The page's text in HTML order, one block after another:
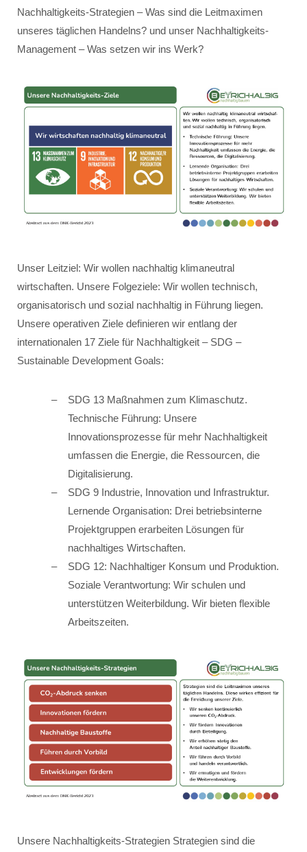
Nachhaltigkeits-Strategien – Was sind die Leitmaximen
unseres täglichen Handelns? und unser Nachhaltigkeits-
Management – Was setzen wir ins Werk?
Unser Leitziel: Wir wollen nachhaltig klimaneutral
wirtschaften. Unsere Folgeziele: Wir wollen technisch,
organisatorisch und sozial nachhaltig in Führung liegen.
Unsere operativen Ziele definieren wir entlang der
internationalen 17 Ziele für Nachhaltigkeit – SDG –
Sustainable Development Goals:
SDG 13 Maßnahmen zum Klimaschutz.
Technische Führung: Unsere
Innovationsprozesse für mehr Nachhaltigkeit
umfassen die Energie, die Ressourcen, die
Digitalisierung.
SDG 9 Industrie, Innovation und Infrastruktur.
Lernende Organisation: Drei betriebsinterne
Projektgruppen erarbeiten Lösungen für
nachhaltiges Wirtschaften.
SDG 12: Nachhaltiger Konsum und Produktion.
Soziale Verantwortung: Wir schulen und
unterstützen Weiterbildung. Wir bieten flexible
Arbeitszeiten.
Unsere Nachhaltigkeits-Strategien Strategien sind die